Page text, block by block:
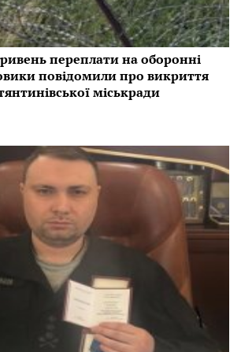
переплати на оборонні
повідомили про викриття
міськради